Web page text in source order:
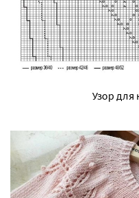
Узор для